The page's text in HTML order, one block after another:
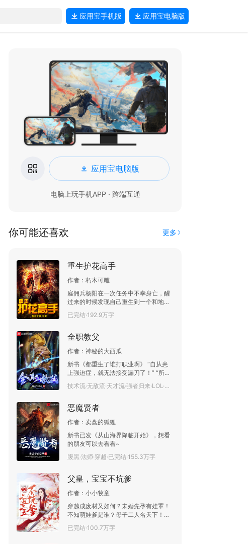
应用宝手机版 应用宝电脑版
应用宝电脑版
电脑上玩手机APP · 跨端互通
你可能还喜欢 更多
重生护花高手
作者： 朽木可雕
雇佣兵杨阳在一次任务中不幸身亡，醒
过来的时候发现自己重生到一个和地球
一模一样的世界。并且脑海里拥有一个
超智能计算机代码，上能运算天文地理
想。少年热血，只手托起一片辉煌盛
已完结·192.9万字
全职教父
作者： 神秘的大西瓜
新书《都重生了谁打职业啊》 “自从患
上强迫症，就无法接受漏刀了！” “所
以，你去打野了？” “对！” “但是，你没
有自己的野区吗，为什么一直在我家的
野怪，先下手为强。” …… 已有万订老书
技术流·无敌流·天才流·强者归来·LOL·职业选手·玩家·搞笑·已完结·46.1万字
恶魔贤者
作者： 卖盘的狐狸
新书已发《从山海界降临开始》，想看
的朋友可以去看看~
腹黑·法师·穿越·已完结·155.3万字
父皇，宝宝不坑爹
作者： 小小牧童
穿越成废材又如何？未婚先孕有娃罩！
不知萌娃爹是谁？母子二人名天下！还
怕没人倒插门？“娘亲，我找了一个
爹！”某宝领回个妖孽王爷，大声宣布。
已完结·100.7万字